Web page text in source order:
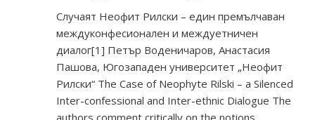
Случаят Неофит Рилски – един премълчаван
междуконфесионален и междуетничен
диалог[1] Петър Воденичаров, Анастасия
Пашова, Югозападен университет „Неофит
Рилски“ The Case of Neophyte Rilski – a Silenced
Inter-confessional and Inter-ethnic Dialogue The
authors comment critically on the notions